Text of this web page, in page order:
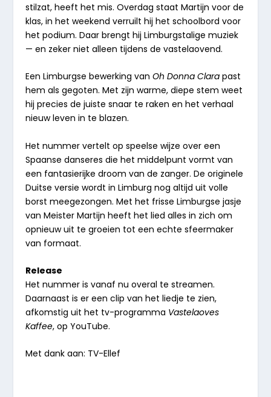
stilzat, heeft het mis. Overdag staat Martijn voor de
klas, in het weekend verruilt hij het schoolbord voor
het podium. Daar brengt hij Limburgstalige muziek
— en zeker niet alleen tijdens de vastelaovend.
Een Limburgse bewerking vanOh Donna Clara past
hem als gegoten. Met zijn warme, diepe stem weet
hij precies de juiste snaar te raken en het verhaal
nieuw leven in te blazen.
Het nummer vertelt op speelse wijze over een
Spaanse danseres die het middelpunt vormt van
een fantasierijke droom van de zanger. De originele
Duitse versie wordt in Limburg nog altijd uit volle
borst meegezongen. Met het frisse Limburgse jasje
van Meister Martijn heeft het lied alles in zich om
opnieuw uit te groeien tot een echte sfeermaker
van formaat.
Release
Het nummer is vanaf nu overal te streamen.
Daarnaast is er een clip van het liedje te zien,
afkomstig uit het tv-programma Vastelaoves
Kaffee, op YouTube.
Met dank aan: TV-Ellef